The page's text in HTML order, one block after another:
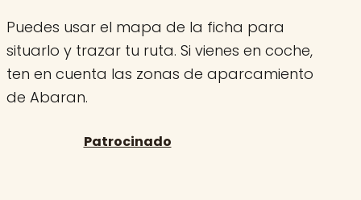
Puedes usar el mapa de la ficha para
situarlo y trazar tu ruta. Si vienes en coche,
ten en cuenta las zonas de aparcamiento
de Abaran.